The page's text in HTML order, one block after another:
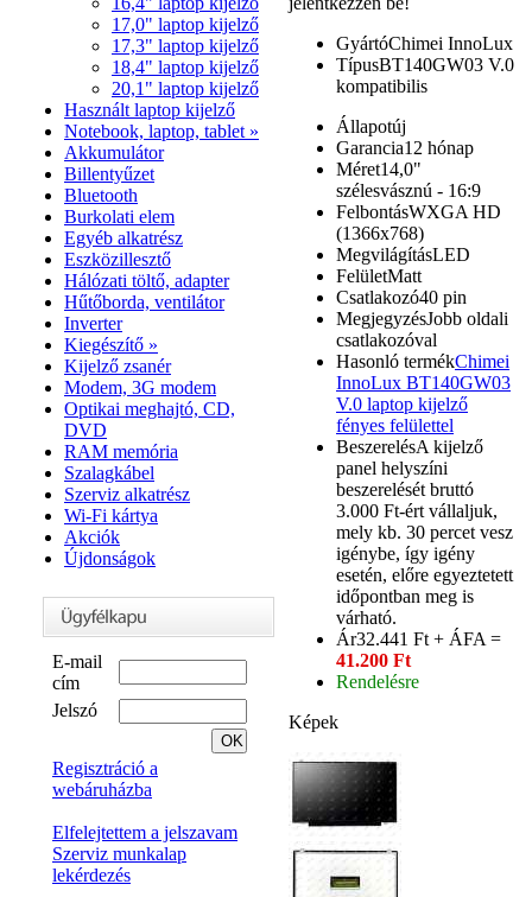
17,0" laptop kijelző
17,3" laptop kijelző
18,4" laptop kijelző
20,1" laptop kijelző
Használt laptop kijelző
Notebook, laptop, tablet »
Akkumulátor
Billentyűzet
Bluetooth
Burkolati elem
Egyéb alkatrész
Eszközillesztő
Hálózati töltő, adapter
Hűtőborda, ventilátor
Inverter
Kiegészítő »
Kijelző zsanér
Modem, 3G modem
Optikai meghajtó, CD,
DVD
RAM memória
Szalagkábel
Szerviz alkatrész
Wi-Fi kártya
Akciók
Újdonságok
E-mail
cím
Jelszó
Regisztráció a
webáruházba
Elfelejtettem a jelszavam
Szerviz munkalap
lekérdezés
GyártóChimei InnoLux
TípusBT140GW03 V.0
kompatibilis
Állapotúj
Garancia12 hónap
Méret14,0"
szélesvásznú - 16:9
FelbontásWXGA HD
(1366x768)
MegvilágításLED
FelületMatt
Csatlakozó40 pin
MegjegyzésJobb oldali
csatlakozóval
Hasonló termékChimei
InnoLux BT140GW03
V.0 laptop kijelző
fényes felülettel
BeszerelésA kijelző
panel helyszíni
beszerelését bruttó
3.000 Ft-ért vállaljuk,
mely kb. 30 percet vesz
igénybe, így igény
esetén, előre egyeztetett
időpontban meg is
várható.
Ár32.441 Ft + ÁFA =
41.200 Ft
Rendelésre
Képek